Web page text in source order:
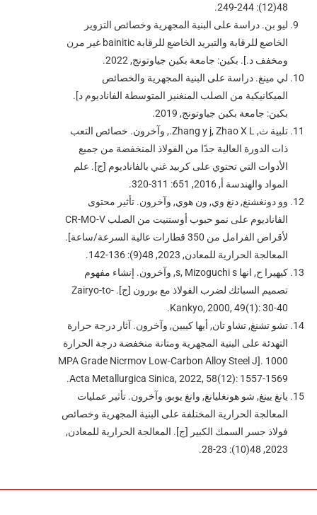
48(12): 244-249.
ليو بن. دراسة على البنية المجهرية وخصائص التزوير
الخاضع للرقابة والتبريد الخاضع للرقابة bainitic غير مرن
ومخفف د.]. بكين: جامعة بكين جياوتونج, 2022.
لي مينغ. دراسة على البنية المجهرية والخصائص
الميكانيكية من الصلب المنغنيز المتوسطة الفاناديوم د].
بكين: جامعة بكين جياوتونج, 2019.
تلبية ث, Zhang y j, Zhao X L., وآخرون. خصائص التعب
ذات الدورة العالية جدًا من الفولاذ المنخفضة من جميع
الأدوات التي تحتوي على كربيد غني بالفاناديوم [ج]. علم
المواد والهندسة أ, 2016, 651: 311-320.
وو دونغشنغ, دنغ وي, ون هوي, وآخرون. تأثير محتوى
الفاناديوم على نمو حبوب أوستنيت من الصلب CR-MO-V
لأقراص الفرامل من 350 قطارات عالية السرعة/ساعة].
المعالجة الحرارية للمعادن, 2023, 48(9): 136-142.
كيهيرا ح, انها s, Mizoguchi s, وآخرون. إنشاء مفهوم
تصميم السبائك لضرب الفولاذ مع بورون [ج]. Zairyo-to-
Kankyo, 2000, 49(1): 30-40.
تشو تشنغ, تشاو تان, أيها كيبين, وآخرون. آثار درجة حرارة
التهدئة على البنية المجهرية ومتانة منخفضة درجة الحرارة
1000 MPA Grade Nicrmov Low-Carbon Alloy Steel J].
Acta Metallurgica Sinica, 2022, 58(12): 1557-1569.
يانغ يينغ, شو هونغليانغ, وانغ يوبو, وآخرون. تأثير عمليات
المعالجة الحرارية المختلفة على البنية المجهرية وخصائص
فولاذ جسر السمك الكبير [ج]. المعالجة الحرارية للمعادن,
2023, 48(10): 23-28.